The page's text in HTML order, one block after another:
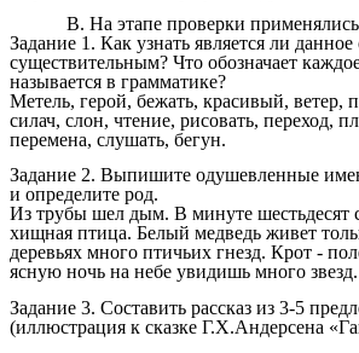
В. На этапе проверки
Задание 1. Как узнать является ли данное
существительным? Что обозначает
называется в грамматике?
Метель, герой, бежать, красивый, ветер,
силач, слон, чтение, рисовать, переход,
перемена, слушать, бегун.
Задание 2. Выпишите одушевленные
и определите род.
Из трубы шел дым. В минуте шестьдесят
хищная птица. Белый медведь живет
деревьях много птичьих гнезд. Крот -
ясную ночь на небе увидишь много звезд.
Задание 3. Составить рассказ из 3-5
(иллюстрация к сказке Г.Х.Андерсена